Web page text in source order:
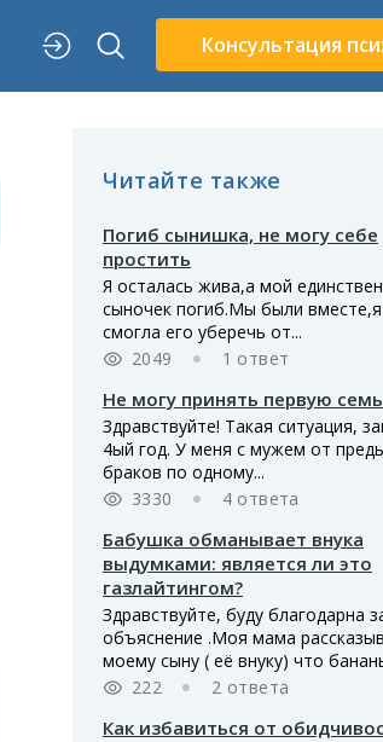
Консультация
Читайте также
Погиб сынишка, не могу себе
простить
Я осталась жива,а мой
сыночек погиб.Мы были
смогла его уберечь от...
2049
1 ответ
Не могу принять первую
Здравствуйте! Такая ситуация,
4ый год. У меня с мужем от
браков по одному...
3330
4 ответа
Бабушка обманывает внука
выдумками: является ли это
газлайтингом?
Здравствуйте, буду благодарна
объяснение .Моя мама
моему сыну ( её внуку) что
222
2 ответа
Как избавиться от